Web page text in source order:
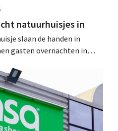
natuurhuisjes in
slaan de handen in
gasten overnachten in
midden in het groen en
producten van Dille &